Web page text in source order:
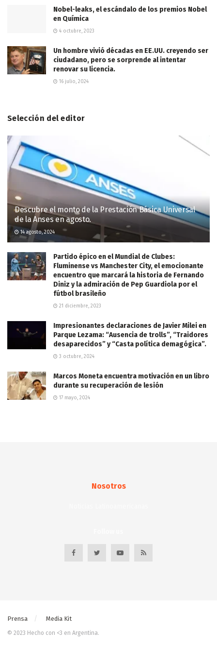
Nobel-leaks, el escándalo de los premios Nobel
en Química
4 octubre, 2023
Un hombre vivió décadas en EE.UU. creyendo ser
ciudadano, pero se sorprende al intentar
renovar su licencia.
16 julio, 2024
Selección del editor
Descubre el monto de la Prestación Básica Universal
de la Anses en agosto.
14 agosto, 2024
Partido épico en el Mundial de Clubes:
Fluminense vs Manchester City, el emocionante
encuentro que marcará la historia de Fernando
Diniz y la admiración de Pep Guardiola por el
fútbol brasileño
21 diciembre, 2023
Impresionantes declaraciones de Javier Milei en
Parque Lezama: “Ausencia de trolls”, “Traidores
desaparecidos” y “Casta política demagógica”.
3 octubre, 2024
Marcos Moneta encuentra motivación en un libro
durante su recuperación de lesión
17 mayo, 2024
Nosotros
Prensa Media Kit
© 2023 Hecho con <3 en Argentina.